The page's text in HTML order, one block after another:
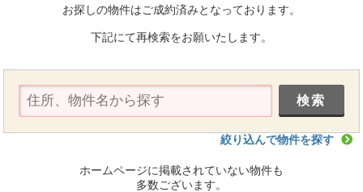
お探しの物件はご成約済みとなっております。
下記にて再検索をお願いたします。
絞り込んで物件を探す
ホームページに掲載されていない物件も
多数ございます。